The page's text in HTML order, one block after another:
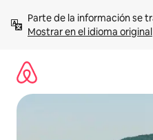
contenidoMostrar en el idioma original